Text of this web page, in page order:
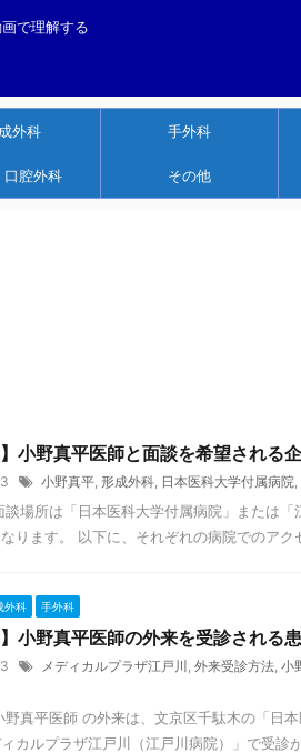
で理解する
外科 手外科
口腔外科 その他
】小野真平医師と面談を希望される
小野真平, 形成外科, 日本医科大学付属病院,
談場所は「日本医科大学付属病院」または
なります。 以下に、それぞれの病院でのア
外科 手外科
】小野真平医師の外来を受診される
メディカルプラザ江戸川 , 外来受診方法, 小
野真平医師 の外来は、文京区千駄木の「日
カルプラザ江戸川（江戸川病院）」で受診